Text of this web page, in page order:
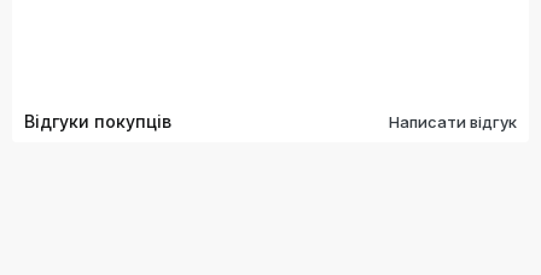
Відгуки покупців Написати відгук